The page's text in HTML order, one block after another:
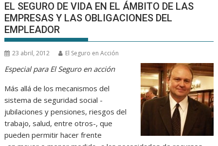
EL SEGURO DE VIDA EN EL ÁMBITO DE LAS
EMPRESAS Y LAS OBLIGACIONES DEL
EMPLEADOR
23 abril, 2012 El Seguro en Acción
Especial para El Seguro en acción
Más allá de los mecanismos del
sistema de seguridad social -
jubilaciones y pensiones, riesgos del
trabajo, salud, entre otros-, que
pueden permitir hacer frente